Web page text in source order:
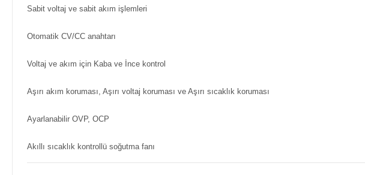
Sabit voltaj ve sabit akım işlemleri
Otomatik CV/CC anahtarı
Voltaj ve akım için Kaba ve İnce kontrol
Aşırı akım koruması, Aşırı voltaj koruması ve Aşırı sıcaklık koruması
Ayarlanabilir OVP, OCP
Akıllı sıcaklık kontrollü soğutma fanı